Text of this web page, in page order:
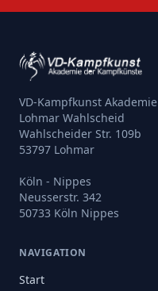
VD-Kampfkunst Akademie
Lohmar Wahlscheid
Wahlscheider Str. 109b
53797 Lohmar
Köln - Nippes
Neusserstr. 342
50733 Köln Nippes
NAVIGATION
Start